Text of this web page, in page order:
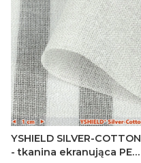
YSHIELD SILVER-COTTON
- tkanina ekranująca PEM